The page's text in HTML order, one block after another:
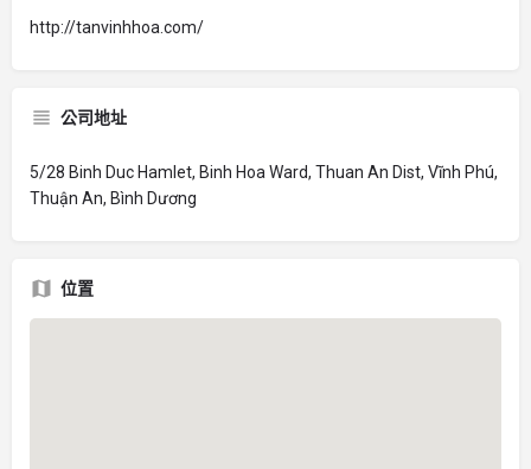
http://tanvinhhoa.com/
公司地址
5/28 Binh Duc Hamlet, Binh Hoa Ward, Thuan An Dist, Vĩnh Phú,
Thuận An, Bình Dương
位置